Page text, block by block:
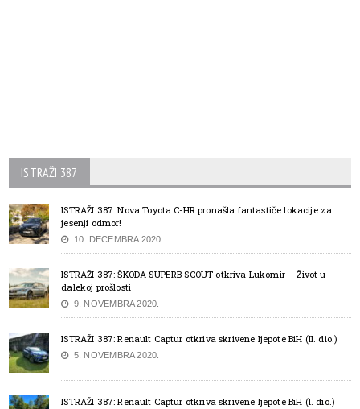
ISTRAŽI 387
ISTRAŽI 387: Nova Toyota C-HR pronašla fantastiče lokacije za
jesenji odmor!
10. DECEMBRA 2020.
ISTRAŽI 387: ŠKODA SUPERB SCOUT otkriva Lukomir – Život u
dalekoj prošlosti
9. NOVEMBRA 2020.
ISTRAŽI 387: Renault Captur otkriva skrivene ljepote BiH (II. dio.)
5. NOVEMBRA 2020.
ISTRAŽI 387: Renault Captur otkriva skrivene ljepote BiH (I. dio.)